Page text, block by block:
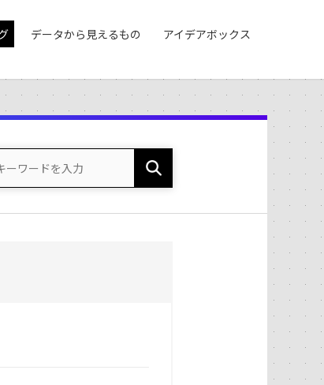
データから見えるもの アイデアボックス